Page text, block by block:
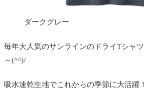
ダークグレー
毎年大人気のサンラインのドライTシャ
～(^^)/
吸水速乾生地でこれからの季節に大活躍！